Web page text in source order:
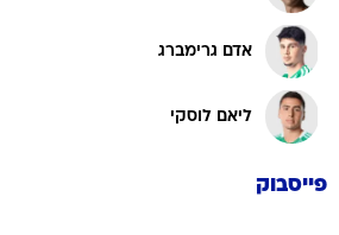
אדם גרימברג
ליאם לוסקי
פייסבוק